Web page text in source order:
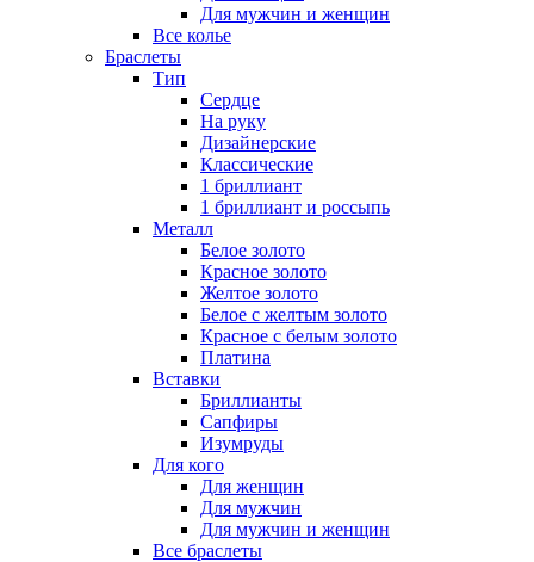
Для мужчин и женщин
Все колье
Браслеты
Тип
Сердце
На руку
Дизайнерские
Классические
1 бриллиант
1 бриллиант и россыпь
Металл
Белое золото
Красное золото
Желтое золото
Белое с желтым золото
Красное с белым золото
Платина
Вставки
Бриллианты
Сапфиры
Изумруды
Для кого
Для женщин
Для мужчин
Для мужчин и женщин
Все браслеты